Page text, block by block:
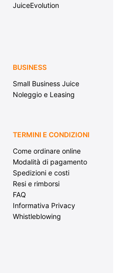
JuiceEvolution
BUSINESS
Small Business Juice
Noleggio e Leasing
TERMINI E CONDIZIONI
Come ordinare online
Modalità di pagamento
Spedizioni e costi
Resi e rimborsi
FAQ
Informativa Privacy
Whistleblowing